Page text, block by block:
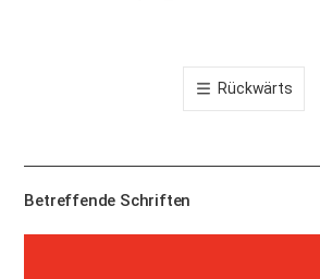
톡
공
기
Rückwärts
Betreffende Schriften